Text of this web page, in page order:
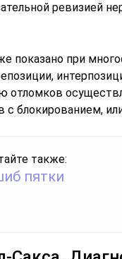
ревизией
показано при
отломков
блокированием,
также:
пятки